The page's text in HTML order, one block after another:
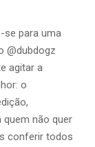
se para uma
@dubdogz
agitar a
o
quem não quer
conferir todos